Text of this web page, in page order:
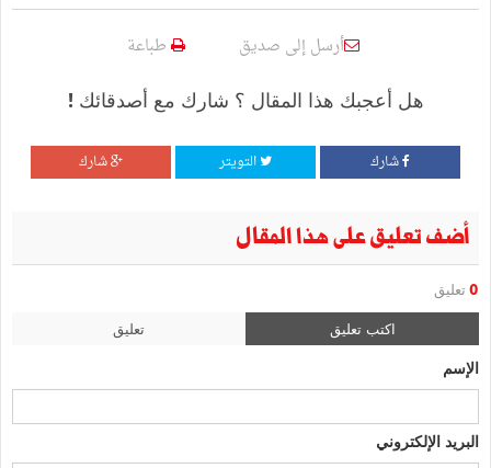
أرسل إلى صديق طباعة
هل أعجبك هذا المقال ؟ شارك مع أصدقائك !
شارك التويتر شارك
أضف تعليق على هذا المقال
0 تعليق
اكتب تعليق تعليق
الإسم
البريد الإلكتروني